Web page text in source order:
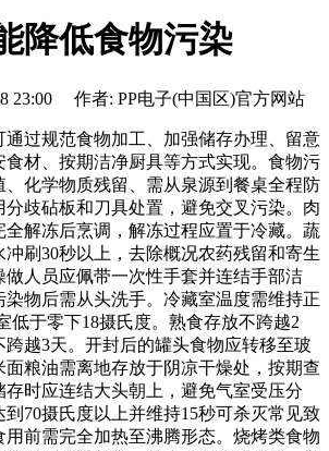
降低食物污染
23:00 作者: PP电子(中国区)官方网站
过规范食物加工、加强储存办理、留意
食材、按期洁净厨具等方式实现。食物污
、化学物质残留、需从泉源到餐桌全程防
歧砧板和刀具处置，避免交叉污染。肉
全解冻后烹调，解冻过程应置于冷藏。蔬
刷30秒以上，去除概况农药残留和寄生
做人员应佩带一次性手套并连结手部洁
物后需从头洗手。冷藏室温度需维持正
低于零下18摄氏度。熟食存放不跨越2
跨越3天。开封后的罐头食物应转移至玻
粮油需离地存放于阴凉干燥处，按期查
时应连结大头朝上，避免气室受压分
70摄氏度以上并维持15秒可杀灭常见致
前需完全加热至沸腾形态。烧烤类食物